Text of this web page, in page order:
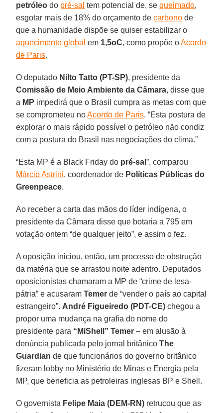
petróleo do pré-sal tem potencial de, sequeimado,
esgotar mais de 18% do orçamento decarbono de
que a humanidade dispõe se quiser estabilizar o
aquecimento global em 1,5oC, como propõe oAcordo
de Paris.
O deputado Nilto Tatto (PT-SP), presidente da
Comissão de Meio Ambiente da Câmara, disse que
a MP impedirá que o Brasil cumpra as metas com que
se comprometeu noAcordo de Paris. “Esta postura de
explorar o mais rápido possível o petróleo não condiz
com a postura do Brasil nas negociações do clima.”
“Esta MP é a Black Friday do pré-sal”, comparou
Márcio Astrini, coordenador de Políticas Públicas do
Greenpeace.
Ao receber a carta das mãos do líder indígena, o
presidente da Câmara disse que botaria a 795 em
votação ontem “de qualquer jeito”, e assim o fez.
A oposição iniciou, então, um processo de obstrução
da matéria que se arrastou noite adentro. Deputados
oposicionistas chamaram a MP de “crime de lesa-
pátria” e acusaramTemer de “vender o país ao capital
estrangeiro”. André Figueiredo (PDT-CE) chegou a
propor uma mudança na grafia do nome do
presidente para “MiShell” Temer – em alusão à
denúncia publicada pelo jornal britânicoThe
Guardian de que funcionários do governo britânico
fizeram lobby no Ministério de Minas e Energia pela
MP, que beneficia as petroleiras inglesas BP e Shell.
O governista Felipe Maia (DEM-RN) retrucou que as